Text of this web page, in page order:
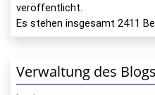
veröffentlicht.
Es stehen insgesamt 2411
Verwaltung des Blogs